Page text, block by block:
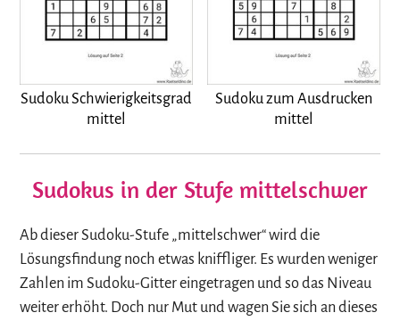
Sudoku Schwierigkeitsgrad
mittel
Sudoku zum Ausdrucken
mittel
Sudokus in der Stufe mittelschwer
Ab dieser Sudoku-Stufe „mittelschwer“ wird die
Lösungsfindung noch etwas kniffliger. Es wurden weniger
Zahlen im Sudoku-Gitter eingetragen und so das Niveau
weiter erhöht. Doch nur Mut und wagen Sie sich an dieses